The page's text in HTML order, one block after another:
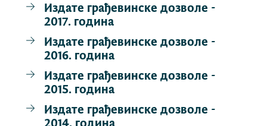
Издате грађевинске дозволе -
2017. година
Издате грађевинске дозволе -
2016. година
Издате грађевинске дозволе -
2015. година
Издате грађевинске дозволе -